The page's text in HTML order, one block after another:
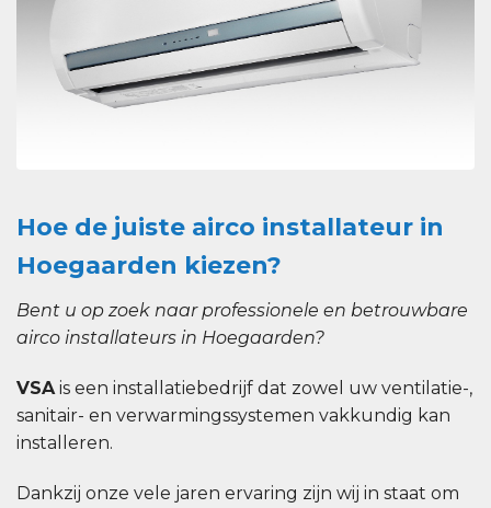
Hoe de juiste airco installateur in
Hoegaarden kiezen?
Bent u op zoek naar professionele en betrouwbare
airco installateurs in Hoegaarden?
VSAis een installatiebedrijf dat zowel uw ventilatie-,
sanitair- en verwarmingssystemen vakkundig kan
installeren.
Dankzij onze vele jaren ervaring zijn wij in staat om